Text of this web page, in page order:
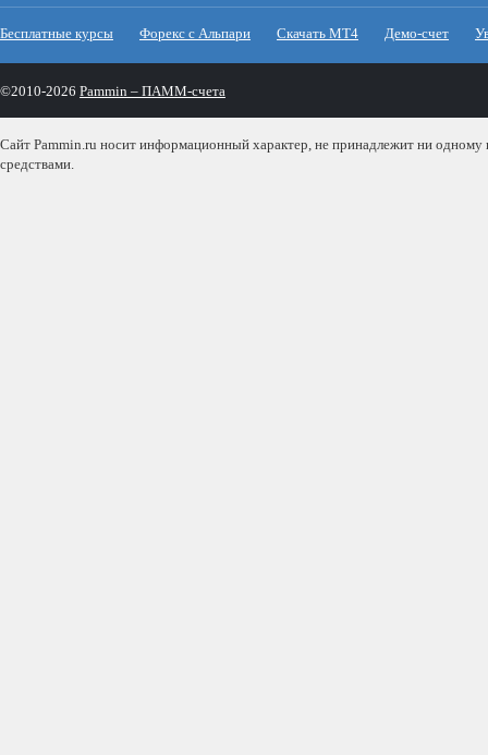
Бесплатные курсы Форекс с Альпари Скачать МТ4 Демо-счет
©2010-2026 Pammin – ПАММ-счета
Сайт Pammin.ru носит информационный характер, не принадлежит ни одному
средствами.